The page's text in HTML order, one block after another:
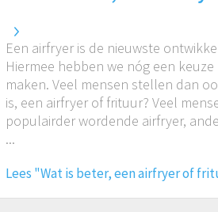
Een airfryer is de nieuwste
Hiermee hebben we nóg een
maken. Veel mensen stellen dan
is, een airfryer of frituur? Veel
populairder wordende airfryer,
...
Lees "Wat is beter, een airfryer of